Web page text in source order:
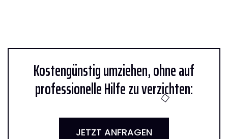
Kostengünstig umziehen, ohne auf
professionelle Hilfe zu verzichten:
JETZT ANFRAGEN